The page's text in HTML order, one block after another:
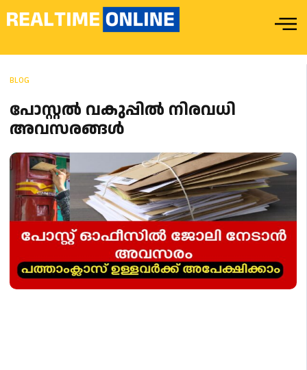
BLOG
പോസ്റ്റൽ വകുപ്പിൽ നിരവധി
അവസരങ്ങൾ